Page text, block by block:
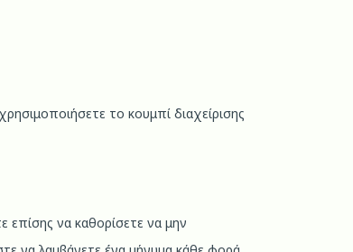
το κουμπί διαχείρισης
επίσης να καθορίσετε να μην